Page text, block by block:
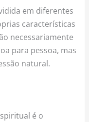
em diferentes
características
necessariamente
para pessoa, mas
natural.
é o